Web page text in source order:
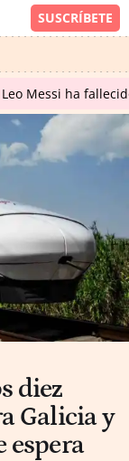
Messi ha
diez
Galicia y
espera